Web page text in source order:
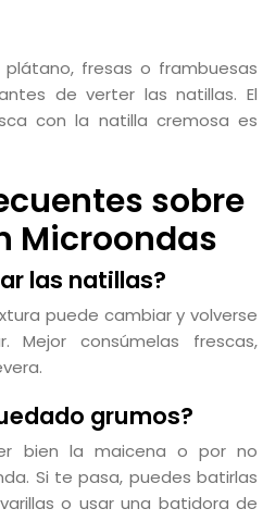
fresas o frambuesas
de verter las natillas. El
con la natilla cremosa es
sobre
Microondas
las natillas?
puede cambiar y volverse
Mejor consúmelas frescas,
grumos?
bien la maicena o por no
Si te pasa, puedes batirlas
o usar una batidora de